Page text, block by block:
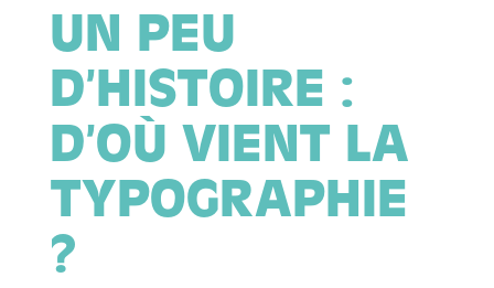
UN PEU
D’HISTOIRE :
D’OÙ VIENT LA
TYPOGRAPHIE
?